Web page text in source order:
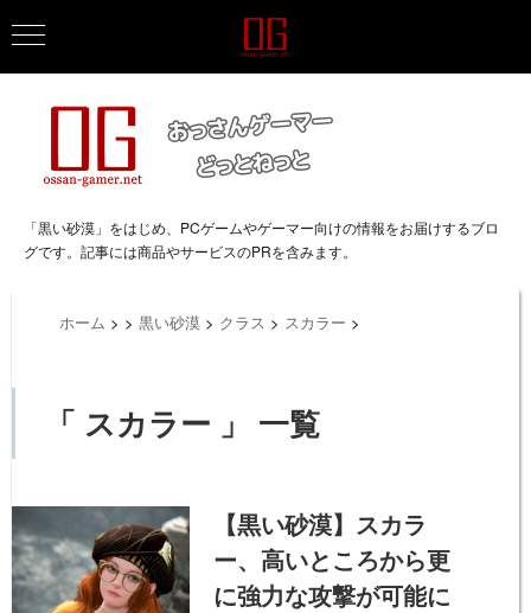
「黒い砂漠」をはじめ、PCゲームやゲーマー向けの情報をお届けするブロ
グです。記事には商品やサービスのPRを含みます。
ホーム > > 黒い砂漠 > クラス > スカラー >
「 スカラー 」 一覧
【黒い砂漠】スカラ
ー、高いところから更
に強力な攻撃が可能に